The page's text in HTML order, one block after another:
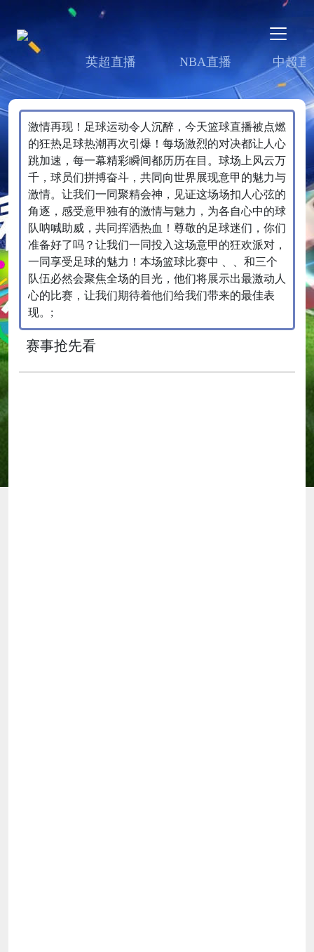
英超直播 NBA直播 中超直
激情再现！足球运动令人沉醉，今天篮球直播被点燃
的狂热足球热潮再次引爆！每场激烈的对决都让人心
跳加速，每一幕精彩瞬间都历历在目。球场上风云万
千，球员们拼搏奋斗，共同向世界展现意甲的魅力与
激情。让我们一同聚精会神，见证这场场扣人心弦的
角逐，感受意甲独有的激情与魅力，为各自心中的球
队呐喊助威，共同挥洒热血！尊敬的足球迷们，你们
准备好了吗？让我们一同投入这场意甲的狂欢派对，
一同享受足球的魅力！本场篮球比赛中 、、和三个
队伍必然会聚焦全场的目光，他们将展示出最激动人
心的比赛，让我们期待着他们给我们带来的最佳表
现。;
赛事抢先看